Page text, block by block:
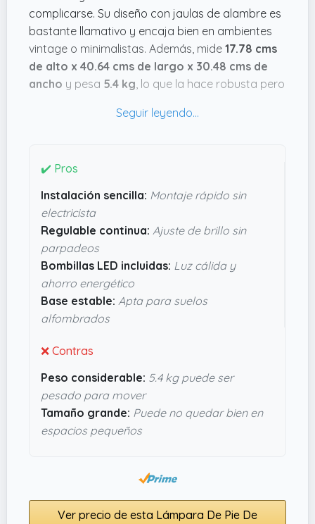
complicarse. Su diseño con jaulas de alambre es
bastante llamativo y encaja bien en ambientes
vintage o minimalistas. Además, mide 17.78 cms
de alto x 40.64 cms de largo x 30.48 cms de
ancho y pesa 5.4 kg , lo que la hace robusta pero
partes y listo. También tiene un regulador
esos molestos parpadeos que sabes que
fastidian cuando estás leyendo o viendo una peli.
Las bombillas LED que trae ofrecen una luz
cálida que ayuda a crear buen ambiente y, de
paso, no te sube la factura de la luz. Si buscas
algo con estilo y funcional, tiene pinta de encajar.
✔️ Pros
Instalación sencilla: Montaje rápido sin
electricista
Regulable continua: Ajuste de brillo sin
parpadeos
Bombillas LED incluidas: Luz cálida y
ahorro energético
Base estable: Apta para suelos
alfombrados
❌ Contras
Peso considerable: 5.4 kg puede ser
pesado para mover
Tamaño grande: Puede no quedar bien en
espacios pequeños
Ver precio de esta Lámpara De Pie De